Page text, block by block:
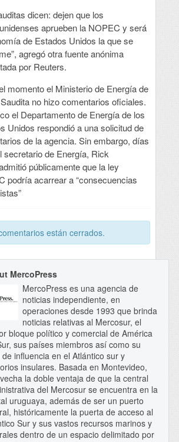
dicen: dejen que los
aprueben la NOPEC y será
de Estados Unidos la que se
agregó otra fuente anónima
por Reuters.
momento el Ministerio de Energía de
no hizo comentarios oficiales.
el Departamento de Energía de los
Unidos respondió a una solicitud de
de la agencia. Sin embargo, días
secretario de Energía, Rick
públicamente que la ley
podría acarrear a “consecuencias
están cerrados.
MercoPress
MercoPress es una agencia de
noticias independiente, en
operaciones desde 1993 que brinda
noticias relativas al Mercosur, el
bloque político y comercial de América
sus países miembros así como su
influencia en el Atlántico sur y
insulares. Basada en Montevideo,
la doble ventaja de que la central
del Mercosur se encuentra en la
uruguaya, además de ser un puerto
históricamente la puerta de acceso al
Sur y sus vastos recursos marinos y
dentro de un espacio delimitado por